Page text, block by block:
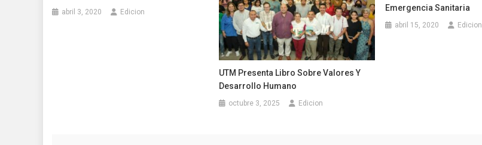
abril 3, 2020 Edicion
UTM Presenta Libro Sobre Valores Y
Desarrollo Humano
octubre 3, 2025 Edicion
Emergencia Sanitaria
abril 15, 2020 Edicion